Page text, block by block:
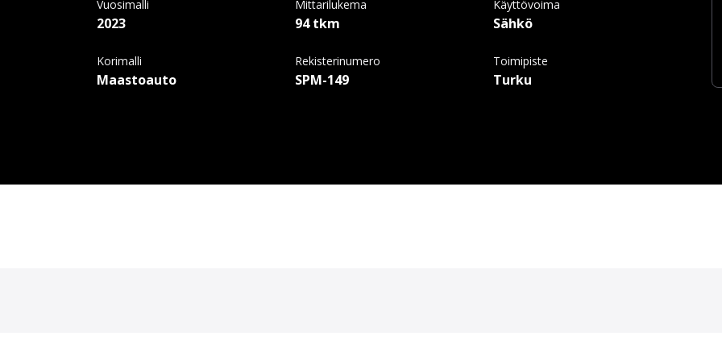
Vuosimalli
2023
Mittarilukema
94 tkm
Käyttövoima
Sähkö
Korimalli
Maastoauto
Rekisterinumero
SPM-149
Toimipiste
Turku